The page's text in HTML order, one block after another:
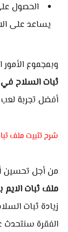
الحصول
يساعد على
وبمجموع
ثبات السلاح
أفضل تجربة
شرح تثبيت ملف
من أجل تحسين
ملف ثبات الايم
زيادة ثبات
الفقرة